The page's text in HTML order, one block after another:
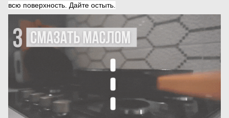
всю поверхность. Дайте остыть.